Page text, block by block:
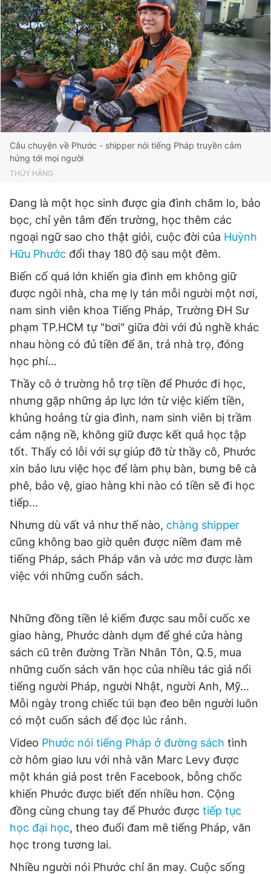
Thông tin tòa soạn Liên hệ quảng cáo
Đọc Thanh Niên trên điện thoại
Theo dõi báo trên
Hotline
0906 645 777
Liên hệ quảng cáo
0908 780 404
Đặt báo Quảng cáo RSS Tòa soạn Chính sách bảo
Tổng biên tập: Nguyễn Ngọc Toàn
Phó tổng biên tập thường trực: Hải Thành
Phó tổng biên tập: Lâm Hiếu Dũng
Phó tổng biên tập: Trần Việt Hưng
Tổng thư ký tòa soạn: Đức Trung
Giấy phép xuất bản số 110/GP - BTTTT cấp ngày 24.3.2020
© 2003-2026 Bản quyền thuộc về Báo Thanh Niên. Cấm sao
chép dưới mọi hình thức nếu không có sự chấp thuận bằng văn
Câu chuyện về Phước - shipper nói tiếng Pháp truyền cảm
hứng tới mọi người
THÚY HẰNG
Đang là một học sinh được gia đình chăm lo, bảo
bọc, chỉ yên tâm đến trường, học thêm các
ngoại ngữ sao cho thật giỏi, cuộc đời của Huỳnh
Hữu Phước đổi thay 180 độ sau một đêm.
Biến cố quá lớn khiến gia đình em không giữ
được ngôi nhà, cha mẹ ly tán mỗi người một nơi,
nam sinh viên khoa Tiếng Pháp, Trường ĐH Sư
phạm TP.HCM tự "bơi" giữa đời với đủ nghề khác
nhau hòng có đủ tiền để ăn, trả nhà trọ, đóng
học phí…
Thầy cô ở trường hỗ trợ tiền để Phước đi học,
nhưng gặp những áp lực lớn từ việc kiếm tiền,
khủng hoảng từ gia đình, nam sinh viên bị trầm
cảm nặng nề, không giữ được kết quả học tập
tốt. Thấy có lỗi với sự giúp đỡ từ thầy cô, Phước
xin bảo lưu việc học để làm phụ bàn, bưng bê cà
phê, bảo vệ, giao hàng khi nào có tiền sẽ đi học
tiếp...
Nhưng dù vất vả như thế nào, chàng shipper
cũng không bao giờ quên được niềm đam mê
tiếng Pháp, sách Pháp văn và ước mơ được làm
việc với những cuốn sách.
Những đồng tiền lẻ kiếm được sau mỗi cuốc xe
giao hàng, Phước dành dụm để ghé cửa hàng
sách cũ trên đường Trần Nhân Tôn, Q.5, mua
những cuốn sách văn học của nhiều tác giả nổi
tiếng người Pháp, người Nhật, người Anh, Mỹ...
Mỗi ngày trong chiếc túi bạn đeo bên người luôn
có một cuốn sách để đọc lúc rảnh.
Video Phước nói tiếng Pháp ở đường sách tình
cờ hôm giao lưu với nhà văn Marc Levy được
một khán giả post trên Facebook, bỗng chốc
khiến Phước được biết đến nhiều hơn. Cộng
đồng cùng chung tay để Phước được tiếp tục
học đại học, theo đuổi đam mê tiếng Pháp, văn
học trong tương lai.
Nhiều người nói Phước chỉ ăn may. Cuộc sống